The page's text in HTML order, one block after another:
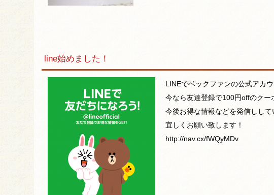
line始めました！
LINEでベックファンの公式アカウ
今なら友達登録で100円offのクー
今後お得な情報などを発信しし
宜しくお願い致します！
http://nav.cx/fWQyMDv